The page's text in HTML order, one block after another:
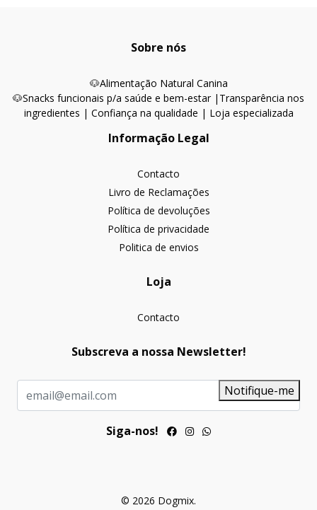
Sobre nós
🐶Alimentação Natural Canina
🐶Snacks funcionais p/a saúde e bem-estar | Transparência nos
ingredientes | Confiança na qualidade | Loja especializada
Informação Legal
Contacto
Livro de Reclamações
Política de devoluções
Política de privacidade
Politica de envios
Loja
Contacto
Subscreva a nossa Newsletter!
Notifique-me
Siga-nos!
© 2026 Dogmix.